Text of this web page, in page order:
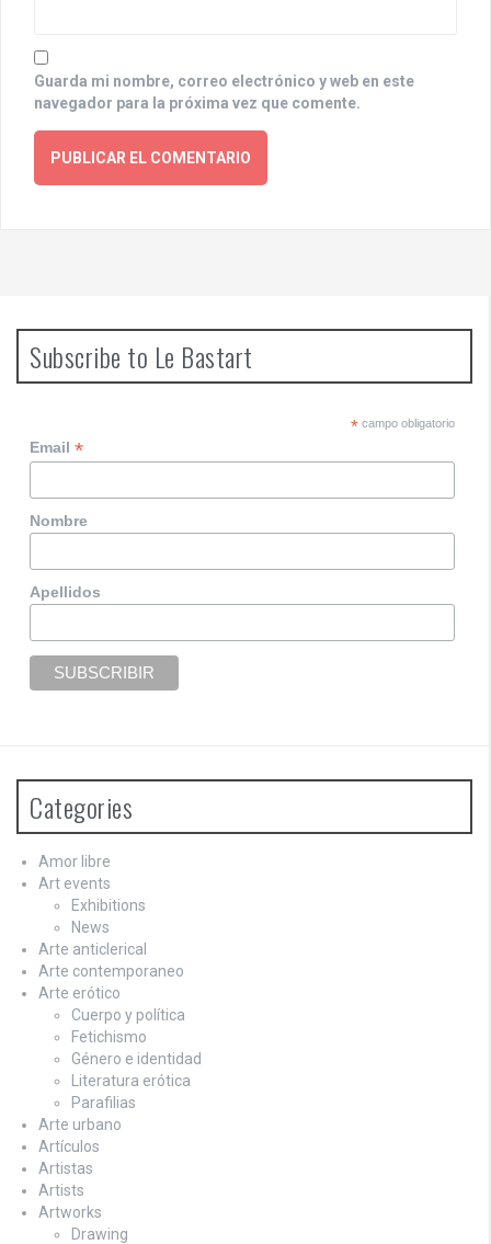
Guarda mi nombre, correo electrónico y web en este
navegador para la próxima vez que comente.
Subscribe to Le Bastart
*campo obligatorio
Email*
Nombre
Apellidos
Categories
Amor libre
Art events
Exhibitions
News
Arte anticlerical
Arte contemporaneo
Arte erótico
Cuerpo y política
Fetichismo
Género e identidad
Literatura erótica
Parafilias
Arte urbano
Artículos
Artistas
Artists
Artworks
Drawing